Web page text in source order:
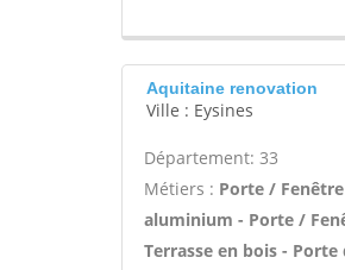
Aquitaine renovation
Ville : Eysines
Département: 33
Métiers : Porte /
aluminium - Porte /
Terrasse en bois -